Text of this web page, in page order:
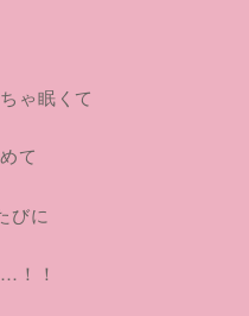
ゃ眠くて
て
びに
！！